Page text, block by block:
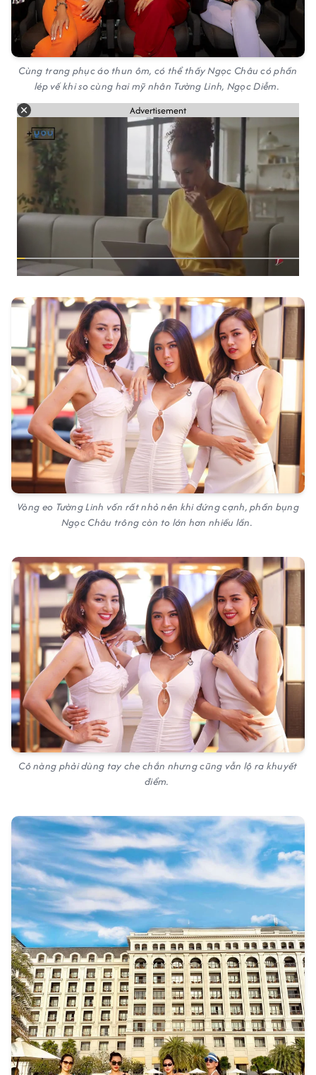
Cùng trang phục áo thun ôm, có thể thấy Ngọc Châu có phần
lép vế khi so cùng hai mỹ nhân Tường Linh, Ngọc Diễm.
Advertisement
Vòng eo Tường Linh vốn rất nhỏ nên khi đứng cạnh, phần bụng
Ngọc Châu trông còn to lớn hơn nhiều lần.
Cô nàng phải dùng tay che chắn nhưng cũng vẫn lộ ra khuyết
điểm.